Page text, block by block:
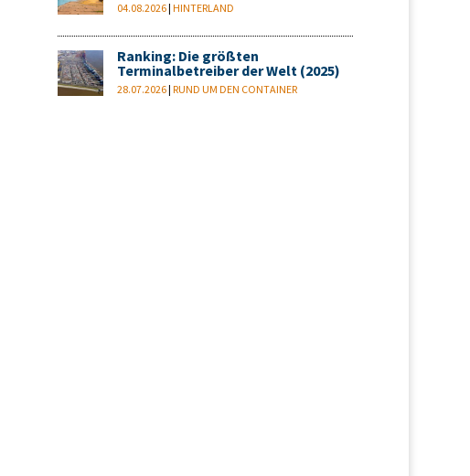
04.08.2026 |HINTERLAND
Ranking: Die größten
Terminalbetreiber der Welt (2025)
28.07.2026 |RUND UM DEN CONTAINER